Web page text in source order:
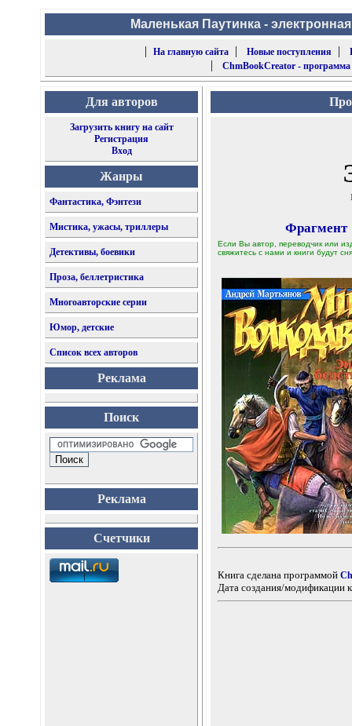
Маленькая Паутинка -
|
На главную сайта| Новые поступления |
| ChmBookCreator -
Для авторов
Загрузить книгу на сайт
Регистрация
Вход
Жанры
Фантастика, Фэнтези
Мистика, ужасы, триллеры
Детективы, боевики
Проза, беллетристика
Многоавторские серии
Юмор, детские
Список всех авторов
Реклама
Поиск
Реклама
Счетчики
Фрагмент
Если Вы автор, переводчик или
свяжитесь с нами и книги будут
Книга сделана программой
Дата создания/модификации